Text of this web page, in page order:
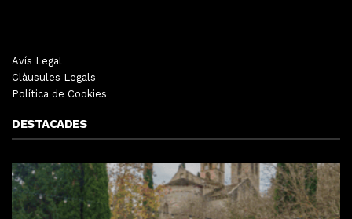
Avís Legal
Clàusules Legals
Política de Cookies
DESTACADES